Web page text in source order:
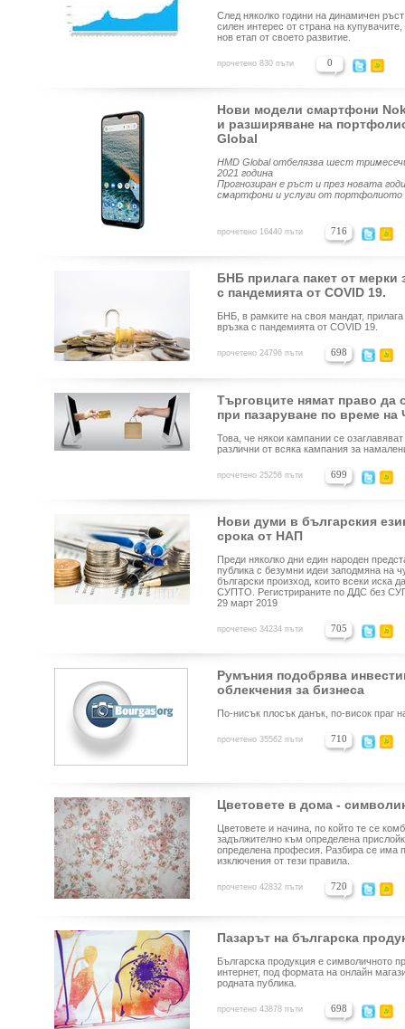
След няколко години на динамичен
силен интерес от страна на
нов етап от своето развитие.
прочетено 830 пъти 0
Нови модели смартфони
и разширяване на
Global
HMD Globalотбелязва шест
2021 година
Прогнозиран е ръст и през новата
смартфони и услуги от портфолиото
прочетено 16440 пъти 716
БНБ прилага пакет от
с пандемията от COVID 19.
БНБ, в рамките на своя мандат,
връзка с пандемията от COVID 19.
прочетено 24796 пъти 698
Търговците нямат право да
при пазаруване по време на
Това, че някои кампании се
различни от всяка кампания за
прочетено 25256 пъти 699
Нови думи в българския
срока от НАП
Преди няколко дни един народен
публика с безумни идеи заподмяна на
български произход, които всеки иска
СУПТО. Регистрираните по ДДС без
29 март 2019
прочетено 34234 пъти 705
Румъния подобрява
облекчения за бизнеса
По-нисък плосък данък, по-висок праг
прочетено 35562 пъти 710
Цветовете в дома -
Цветовете и начина, по който те се
задължително към определена
определена професия. Разбира се има
изключения от тези правила.
прочетено 42832 пъти 720
Пазарът на българска
Българска продукция е символичното
интернет, под формата на онлайн
родната публика.
прочетено 43878 пъти 698